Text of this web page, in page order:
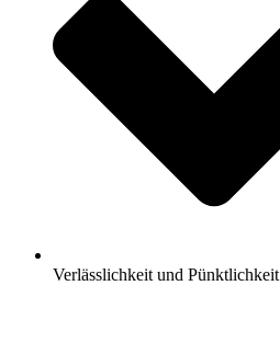
Verlässlichkeit und Pünktlichkeit